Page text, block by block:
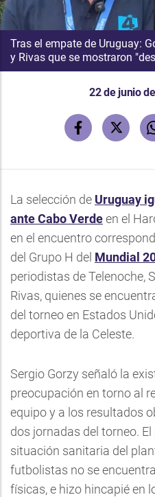
Tras el empate de Uruguay:
y Rivas que se mostraron
22 de junio
La selección de Uruguay
ante Cabo Verdeen el
en el encuentro
del Grupo H del Mundial
periodistas de Telenoche,
Rivas, quienes se
del torneo en Estados
deportiva de la Celeste.
Sergio Gorzy señaló la
preocupación en torno al
equipo y a los resultados
dos jornadas del torneo.
situación sanitaria del
futbolistas no se
físicas, e hizo hincapié en